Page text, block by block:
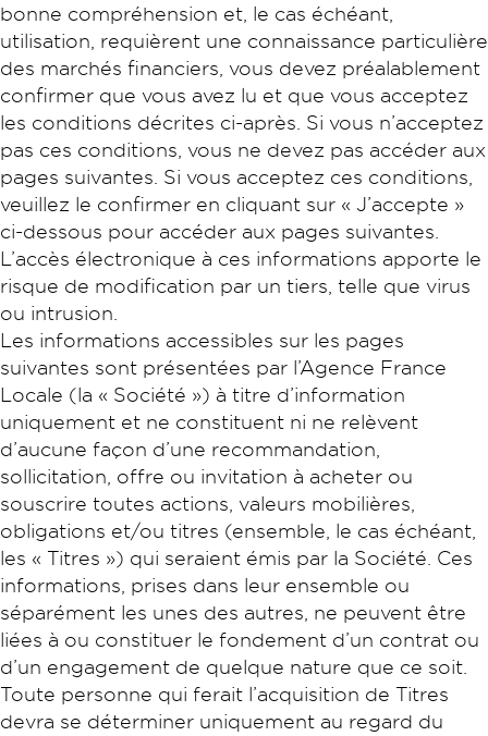
bonne compréhension et, le cas échéant,
utilisation, requièrent une connaissance particulière
des marchés financiers, vous devez préalablement
confirmer que vous avez lu et que vous acceptez
les conditions décrites ci-après. Si vous n’acceptez
pas ces conditions, vous ne devez pas accéder aux
pages suivantes. Si vous acceptez ces conditions,
veuillez le confirmer en cliquant sur « J’accepte »
ci-dessous pour accéder aux pages suivantes.
L’accès électronique à ces informations apporte le
risque de modification par un tiers, telle que virus
ou intrusion.
Les informations accessibles sur les pages
suivantes sont présentées par l’Agence France
Locale (la « Société ») à titre d’information
uniquement et ne constituent ni ne relèvent
d’aucune façon d’une recommandation,
sollicitation, offre ou invitation à acheter ou
souscrire toutes actions, valeurs mobilières,
obligations et/ou titres (ensemble, le cas échéant,
les « Titres ») qui seraient émis par la Société. Ces
informations, prises dans leur ensemble ou
séparément les unes des autres, ne peuvent être
liées à ou constituer le fondement d’un contrat ou
d’un engagement de quelque nature que ce soit.
Toute personne qui ferait l’acquisition de Titres
devra se déterminer uniquement au regard du